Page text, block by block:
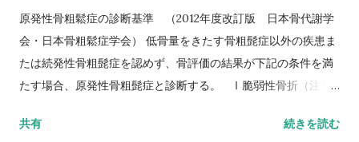
い評価方法はこちら記事を参照して下さい↓ 10メートル歩行テ
スト(10MWT)
原発性骨粗鬆症の診断基準 （2012年度改訂版 日本骨代謝学
会・日本骨粗鬆症学会） 低骨量をきたす骨粗髭症以外の疾患ま
たは続発性骨粗髭症を認めず、骨評価の結果が下記の条件を満
たす場合、原発性骨粗髭症と診断する。 Ⅰ脆弱性骨折（注1）
の脆弱性骨折（注3）があり、骨密度（注4）がYAMの80％未満
共有 続きを読む